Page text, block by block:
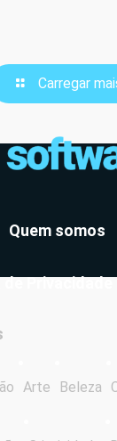
Carregar
Quem somos
Privacidade
Arte Beleza